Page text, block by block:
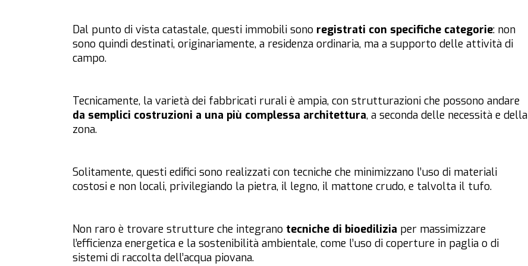
Dal punto di vista catastale, questi immobili sono registrati con specifiche categorie: non
sono quindi destinati, originariamente, a residenza ordinaria, ma a supporto delle attività di
campo.
Tecnicamente, la varietà dei fabbricati rurali è ampia, con strutturazioni che possono andare
da semplici costruzioni a una più complessa architettura, a seconda delle necessità e della
zona.
Solitamente, questi edifici sono realizzati con tecniche che minimizzano l’uso di materiali
costosi e non locali, privilegiando la pietra, il legno, il mattone crudo, e talvolta il tufo.
Non raro è trovare strutture che integrano tecniche di bioedilizia per massimizzare
l’efficienza energetica e la sostenibilità ambientale, come l’uso di coperture in paglia o di
sistemi di raccolta dell’acqua piovana.